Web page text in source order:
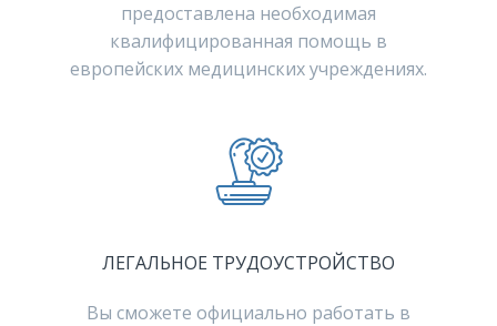
предоставлена необходимая
квалифицированная помощь в
европейских медицинских учреждениях.
ЛЕГАЛЬНОЕ ТРУДОУСТРОЙСТВО
Вы сможете официально работать в